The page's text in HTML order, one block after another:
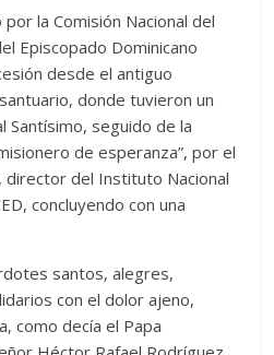
la Comisión Nacional del
Episcopado Dominicano
desde el antiguo
donde tuvieron un
Santísimo, seguido de la
de esperanza”, por el
director del Instituto Nacional
concluyendo con una
santos, alegres,
con el dolor ajeno,
como decía el Papa